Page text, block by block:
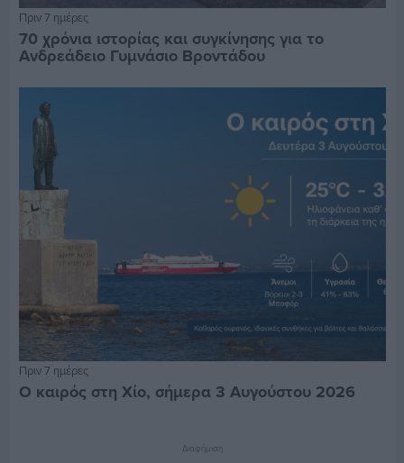
Πριν 7 ημέρες
70 χρόνια ιστορίας και συγκίνησης για το
Ανδρεάδειο Γυμνάσιο Βροντάδου
Πριν 7 ημέρες
Ο καιρός στη Χίο, σήμερα 3 Αυγούστου 2026
Διαφήμιση